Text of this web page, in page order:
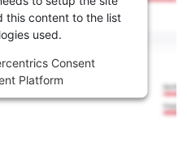
this content to the list
used.
Consent
Platform